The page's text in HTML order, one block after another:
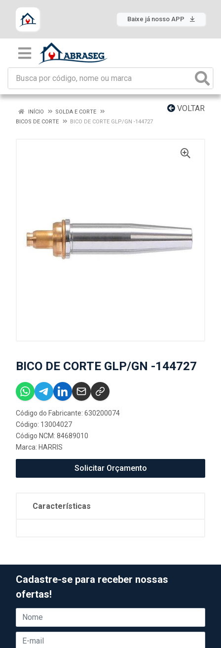
Baixe já nosso APP
VOLTAR
INÍCIO
SOLDA E CORTE
BICOS DE CORTE
BICO DE CORTE GLP/GN -144727
BICO DE CORTE GLP/GN -144727
Código do Fabricante: 630200074
Código: 13004027
Código NCM: 84689010
Marca: HARRIS
Solicitar Orçamento
Características
Cadastre-se para receber nossas
ofertas!